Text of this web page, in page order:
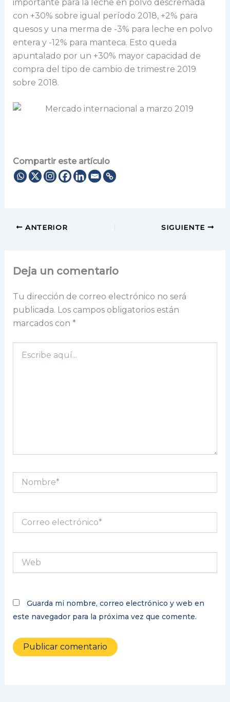
importante para la leche en polvo descremada
con +30% sobre igual período 2018, +2% para
quesos y una merma de -3% para leche en polvo
entera y -12% para manteca. Esto queda
apuntalado por un +30% mayor capacidad de
compra del tipo de cambio de trimestre 2019
sobre 2018.
Compartir este artículo
ANTERIOR SIGUIENTE
Deja un comentario
Tu dirección de correo electrónico no será
publicada. Los campos obligatorios están
marcados con *
aquí...
Nombre*
Correo
electrónico*
Web
Guarda mi nombre, correo electrónico y web en
este navegador para la próxima vez que comente.